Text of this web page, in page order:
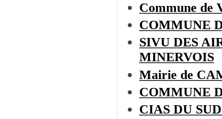
Commune de
COMMUNE
SIVU DES
MINERVOIS
Mairie de
COMMUNE
CIAS DU